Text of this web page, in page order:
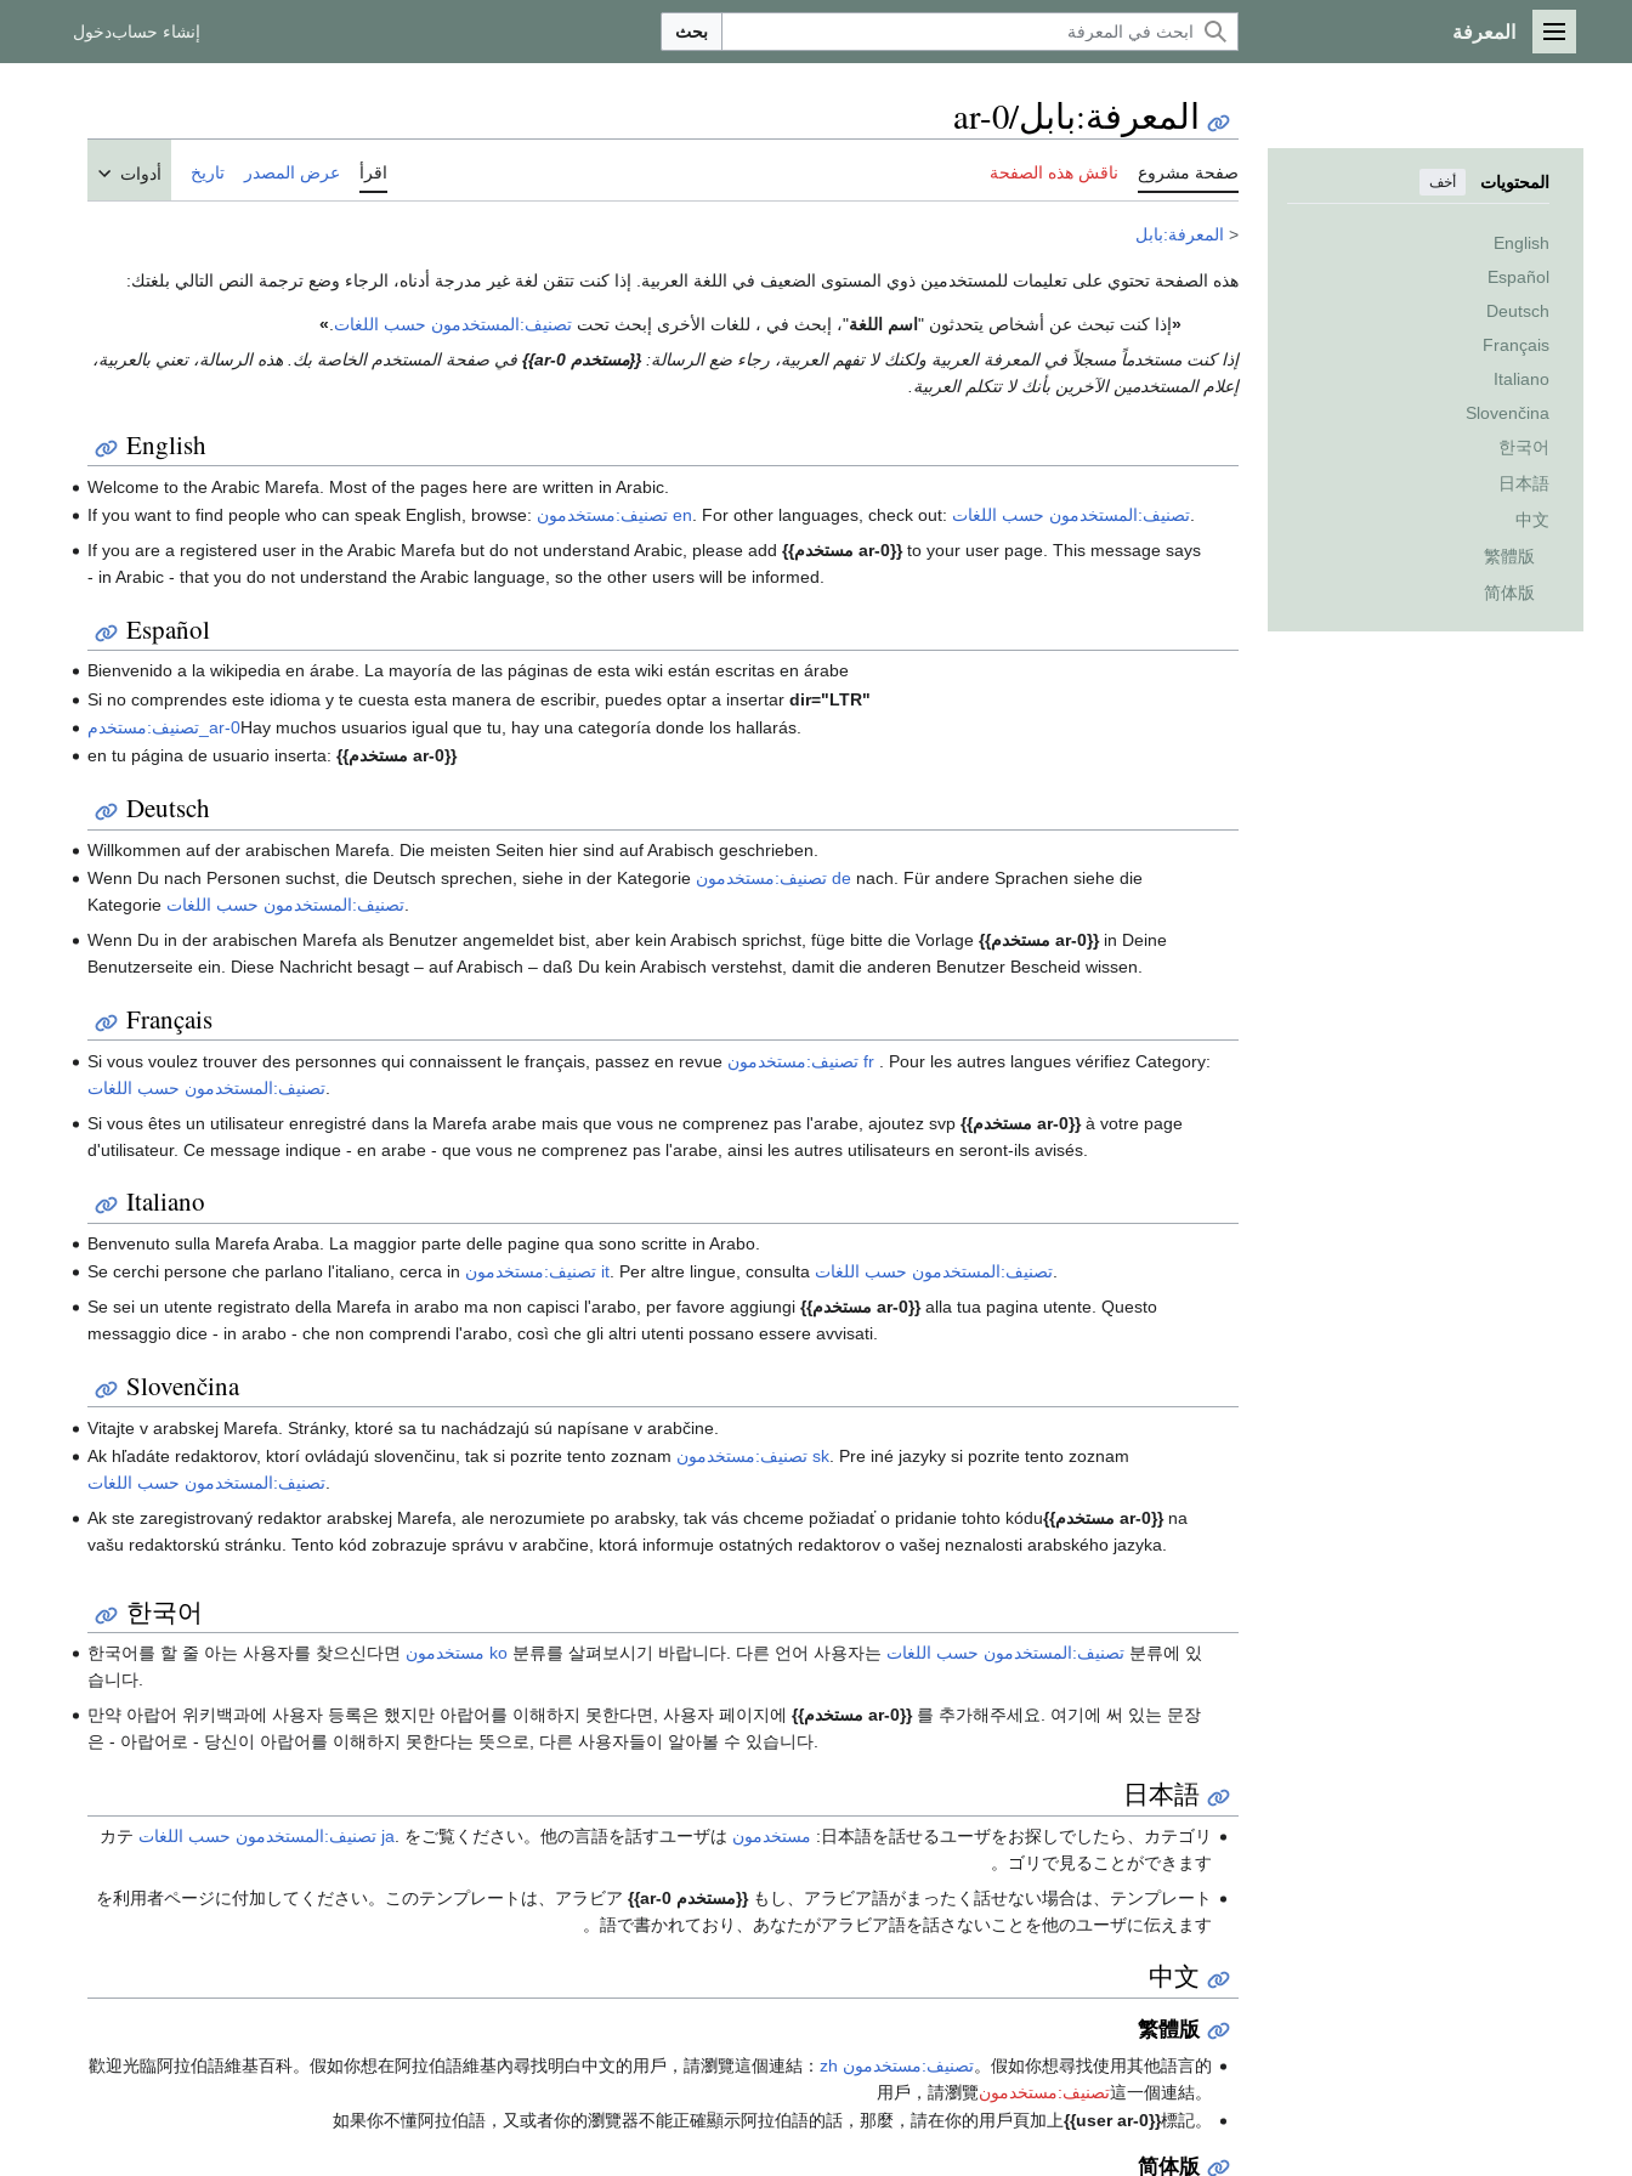
القائمة الرئيسية
المعرفة بحث إنشاء حسابدخول
المحتويات أخف
English
Español
Deutsch
Français
Italiano
Slovenčina
한국어
日本語
中文
繁體版
简体版
المعرفة:بابل/ar-0
صفحة مشروع ناقش هذه الصفحة اقرأ عرض المصدر تاريخ أدوات
< المعرفة:بابل
هذه الصفحة تحتوي على تعليمات للمستخدمين ذوي المستوى الضعيف في اللغة العربية. إذا كنت تتقن لغة غير مدرجة أدناه، الرجاء وضع ترجمة النص التالي بلغتك:
«إذا كنت تبحث عن أشخاص يتحدثون " اسم اللغة"، إبحث في ، للغات الأخرى إبحث تحتتصنيف:المستخدمون حسب اللغات »
إذا كنت مستخدماً مسجلاً في المعرفة العربية ولكنك لا تفهم العربية، رجاء ضع الرسالة:{{مستخدم ar-0}}
في صفحة المستخدم الخاصة بك. هذه الرسالة، تعني بالعربية،
إعلام المستخدمين الآخرين بأنك لا تتكلم العربية.
English
Welcome to the Arabic Marefa. Most of the pages here are written in Arabic.
If you want to find people who can speak English, browse:
تصنيف:مستخدمون en . For other languages, check out: تصنيف:المستخدمون حسب اللغات
If you are a registered user in the Arabic Marefa but do not understand Arabic, please add
{{مستخدم ar-0}}to your user page. This message says
- in Arabic - that you do not understand the Arabic language, so the other users will be informed.
Español
Bienvenido a la wikipedia en árabe. La mayoría de las páginas de esta wiki están escritas en árabe
Si no comprendes este idioma y te cuesta esta manera de escribir, puedes optar a insertar dir="LTR"
تصنيف:مستخدم_ar-0Hay muchos usuarios igual que tu, hay una categoría donde los hallarás.
en tu página de usuario inserta:
{{مستخدم ar-0}}
Deutsch
Willkommen auf der arabischen Marefa. Die meisten Seiten hier sind auf Arabisch geschrieben.
Wenn Du nach Personen suchst, die Deutsch sprechen, siehe in der Kategorie
تصنيف:مستخدمون de nach. Für andere Sprachen siehe die
Kategorie تصنيف:المستخدمون حسب اللغات
Wenn Du in der arabischen Marefa als Benutzer angemeldet bist, aber kein Arabisch sprichst, füge bitte die Vorlage
{{مستخدم ar-0}}in Deine
Benutzerseite ein. Diese Nachricht besagt – auf Arabisch – daß Du kein Arabisch verstehst, damit die anderen Benutzer Bescheid wissen.
Français
Si vous voulez trouver des personnes qui connaissent le français, passez en revue تصنيف:مستخدمون fr . Pour les autres langues vérifiez Category:
تصنيف:المستخدمون حسب اللغات
Si vous êtes un utilisateur enregistré dans la Marefa arabe mais que vous ne comprenez pas l'arabe, ajoutez svp
{{مستخدم ar-0}}à votre page
d'utilisateur. Ce message indique - en arabe - que vous ne comprenez pas l'arabe, ainsi les autres utilisateurs en seront-ils avisés.
Italiano
Benvenuto sulla Marefa Araba. La maggior parte delle pagine qua sono scritte in Arabo.
Se cerchi persone che parlano l'italiano, cerca in
تصنيف:مستخدمون it. Per altre lingue, consulta تصنيف:المستخدمون حسب اللغات.
Se sei un utente registrato della Marefa in arabo ma non capisci l'arabo, per favore aggiungi
{{مستخدم ar-0}}alla tua pagina utente. Questo
messaggio dice - in arabo - che non comprendi l'arabo, così che gli altri utenti possano essere avvisati.
Slovenčina
Vitajte v arabskej Marefa. Stránky, ktoré sa tu nachádzajú sú napísane v arabčine.
Ak hľadáte redaktorov, ktorí ovládajú slovenčinu, tak si pozrite tento zoznam
تصنيف:مستخدمون sk . Pre iné jazyky si pozrite tento zoznam
تصنيف:المستخدمون حسب اللغات
Ak ste zaregistrovaný redaktor arabskej Marefa, ale nerozumiete po arabsky, tak vás chceme požiadať o pridanie tohto kódu
{{مستخدم ar-0}}na
vašu redaktorskú stránku. Tento kód zobrazuje správu v arabčine, ktorá informuje ostatných redaktorov o vašej neznalosti arabského jazyka.
한국어
한국어를 할 줄 아는 사용자를 찾으신다면 مستخدمون ko 분류를 살펴보시기 바랍니다. 다른 언어 사용자는 تصنيف:المستخدمون حسب اللغات 분류에 있
습니다.
만약 아랍어 위키백과에 사용자 등록은 했지만 아랍어를 이해하지 못한다면, 사용자 페이지에
{{مستخدم ar-0}}를 추가해주세요. 여기에 써 있는 문장
은 - 아랍어로 - 당신이 아랍어를 이해하지 못한다는 뜻으로, 다른 사용자들이 알아볼 수 있습니다.
日本語
日本語を話せるユーザをお探しでしたら、カテゴリ: مستخدمون ja . をご覧ください。他の言語を話すユーザは تصنيف:المستخدمون حسب اللغات カテ
ゴリで見ることができます。
もし、アラビア語がまったく話せない場合は、テンプレート {{مستخدم ar-0}}
を利用者ページに付加してください。このテンプレートは、アラビア
語で書かれており、あなたがアラビア語を話さないことを他のユーザに伝えます。
中文
繁體版
歡迎光臨阿拉伯語維基百科。假如你想在阿拉伯語維基內尋找明白中文的用戶，請瀏覽這個連結： تصنيف:مستخدمون zh。假如你想尋找使用其他語言的
用戶，請瀏覽تصنيف:مستخدمون這一個連結。
如果你不懂阿拉伯語，又或者你的瀏覽器不能正確顯示阿拉伯語的話，那麼，請在你的用戶頁加上{{user ar-0}}標記。
简体版